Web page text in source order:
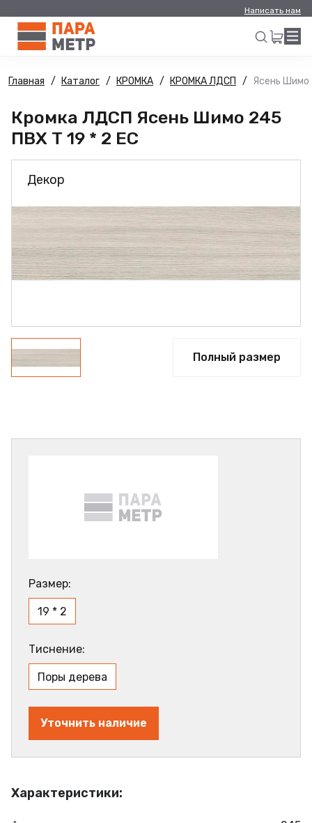
Написать нам
Искать
Главная Каталог КРОМКА КРОМКА ЛДСП Ясень Шимо
Кромка ЛДСП Ясень Шимо 245
ПВХ Т 19 * 2 ЕС
Декор
Полный размер
Характеристики:
Размер:
19 * 2
Тиснение:
Поры дерева
Уточнить наличие